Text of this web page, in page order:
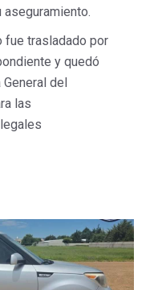
fue trasladado por
y quedó
del
las